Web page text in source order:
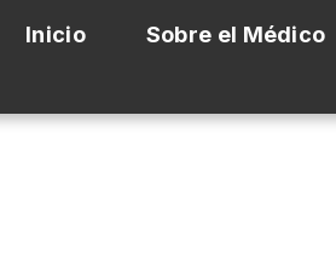
Inicio Sobre el Médico